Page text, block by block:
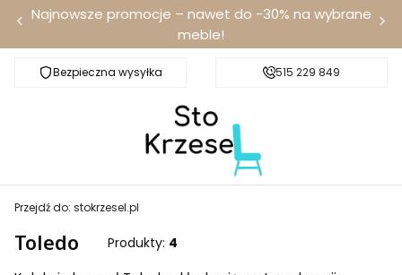
Najnowsze promocje – nawet do -30% na wybrane
meble!
Bezpieczna wysyłka Darmowa dostawa od 100 zł
515 229 849
Przejdź do: stokrzesel.pl
Toledo Produkty: 4